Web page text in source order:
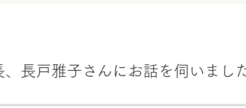
長戸雅子さんにお話を伺いまし